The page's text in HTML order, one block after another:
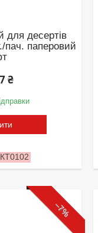
для десертів
пач. паперовий
₴
–7%